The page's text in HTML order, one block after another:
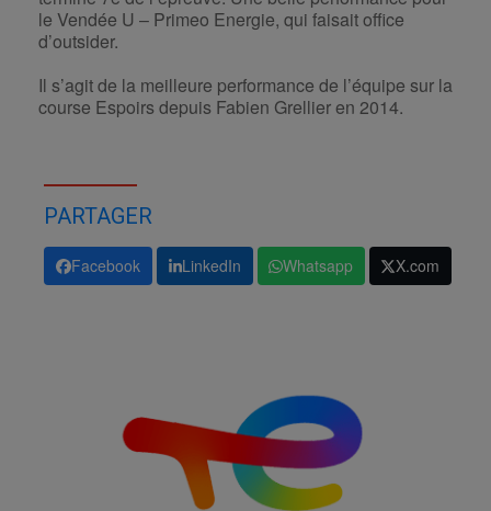
le Vendée U – Primeo Energie, qui faisait office
d’outsider.
Il s’agit de la meilleure performance de l’équipe sur la
course Espoirs depuis Fabien Grellier en 2014.
PARTAGER
Facebook LinkedIn Whatsapp X.com